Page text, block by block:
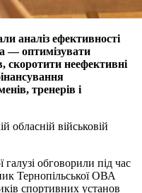
аналіз ефективності
— оптимізувати
неефективні
тренерів і
обласній військовій
обговорили під час
Тернопільської ОВА
спортивних установ